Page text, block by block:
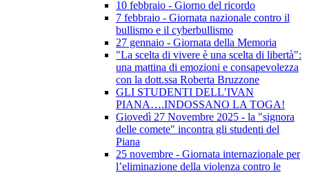
10 febbraio - Giorno del ricordo
7 febbraio - Giornata nazionale contro il
bullismo e il cyberbullismo
27 gennaio - Giornata della Memoria
"La scelta di vivere è una scelta di libertà":
una mattina di emozioni e consapevolezza
con la dott.ssa Roberta Bruzzone
GLI STUDENTI DELL’IVAN
PIANA….INDOSSANO LA TOGA!
Giovedì 27 Novembre 2025 - la "signora
delle comete" incontra gli studenti del
Piana
25 novembre - Giornata internazionale per
l’eliminazione della violenza contro le